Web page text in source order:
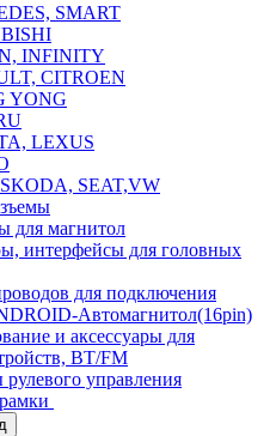
SMART
INFINITY
CITROEN
YONG
LEXUS
SEAT,VW
для магнитол
интерфейсы для головных
для подключения
Автомагнитол(16pin)
и аксессуары для
BT/FM
управления